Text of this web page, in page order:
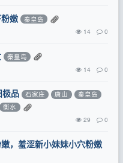
嫩 秦皇岛
14 0
秦皇岛
14 0
极品 石家庄 唐山
秦皇岛
衡水
29 0
，羞涩新小妹妹小穴粉嫩